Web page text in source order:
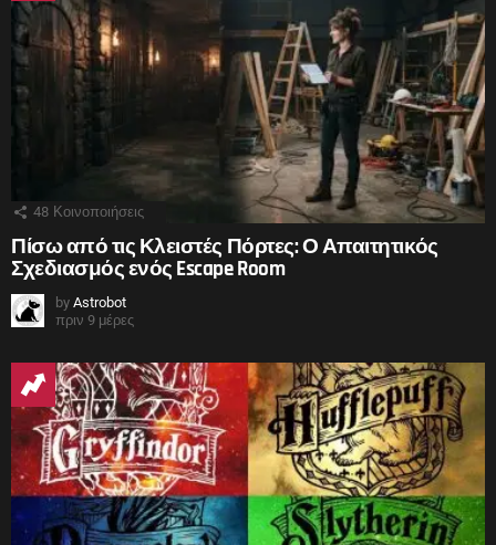
48 Κοινοποιήσεις
Πίσω από τις Κλειστές Πόρτες: Ο Απαιτητικός
Σχεδιασμός ενός Escape Room
by Astrobot
πριν 9 μέρες